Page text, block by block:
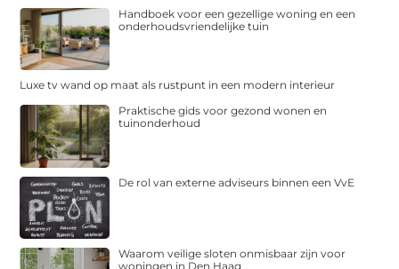
Handboek voor een gezellige woning en een
onderhoudsvriendelijke tuin
Luxe tv wand op maat als rustpunt in een modern interieur
Praktische gids voor gezond wonen en
tuinonderhoud
De rol van externe adviseurs binnen een VvE
Waarom veilige sloten onmisbaar zijn voor
woningen in Den Haag